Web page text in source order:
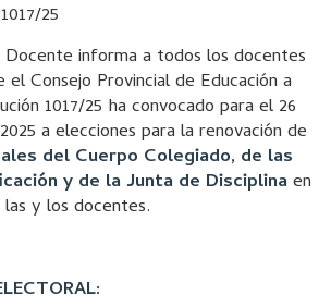
25
informa a todos los docentes
el Consejo Provincial de Educación a
1017/25 ha convocado para el 26
a elecciones para la renovación de
del Cuerpo Colegiado, de las
y de la Junta de Disciplina en
y los docentes.